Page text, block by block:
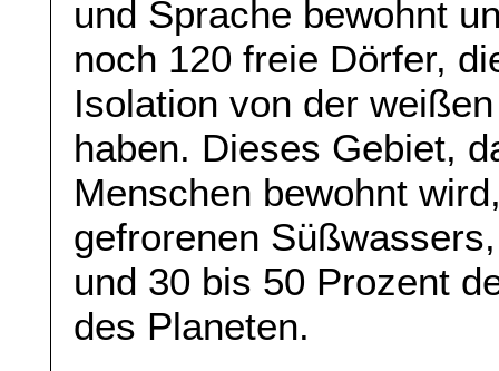
und Sprache bewohnt
noch 120 freie Dörfer,
Isolation von der
haben. Dieses Gebiet,
Menschen bewohnt
gefrorenen
und 30 bis 50 Prozent
des Planeten.